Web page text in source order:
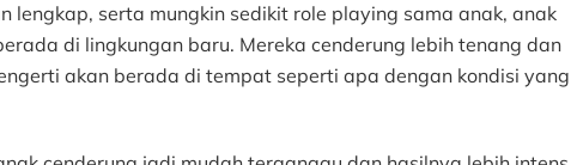
lengkap, serta mungkin sedikit role playing sama anak, anak
di lingkungan baru. Mereka cenderung lebih tenang dan
akan berada di tempat seperti apa dengan kondisi yang